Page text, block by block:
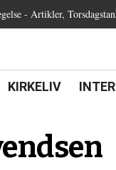
- Artikler,
21.0:
KIRKELIV 22.0: